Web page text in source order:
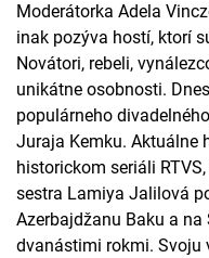
Moderátorka Adela
inak pozýva hostí, ktorí
Novátori, rebeli,
unikátne osobnosti.
populárneho
Juraja Kemku. Aktuálne
historickom seriáli
sestra Lamiya Jalilová
Azerbajdžanu Baku a
dvanástimi rokmi. Svoju